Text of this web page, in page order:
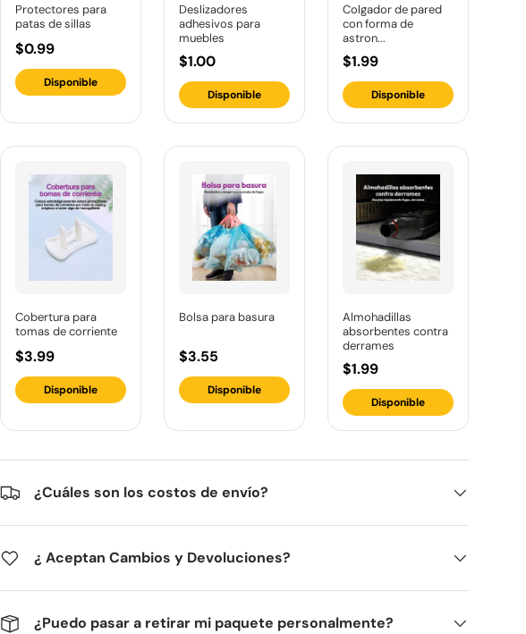
Protectores para
patas de sillas
$0.99
Disponible
Deslizadores
adhesivos para
muebles
$1.00
Disponible
Colgador de pared
con forma de
astron...
$1.99
Disponible
Cobertura para
tomas de corriente
$3.99
Disponible
Bolsa para basura
$3.55
Disponible
Almohadillas
absorbentes contra
derrames
$1.99
Disponible
¿Cuáles son los costos de envío?
¿ Aceptan Cambios y Devoluciones?
¿Puedo pasar a retirar mi paquete personalmente?